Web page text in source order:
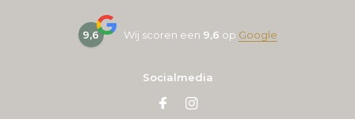
9,6 Wij scoren een 9,6 op Google
Socialmedia